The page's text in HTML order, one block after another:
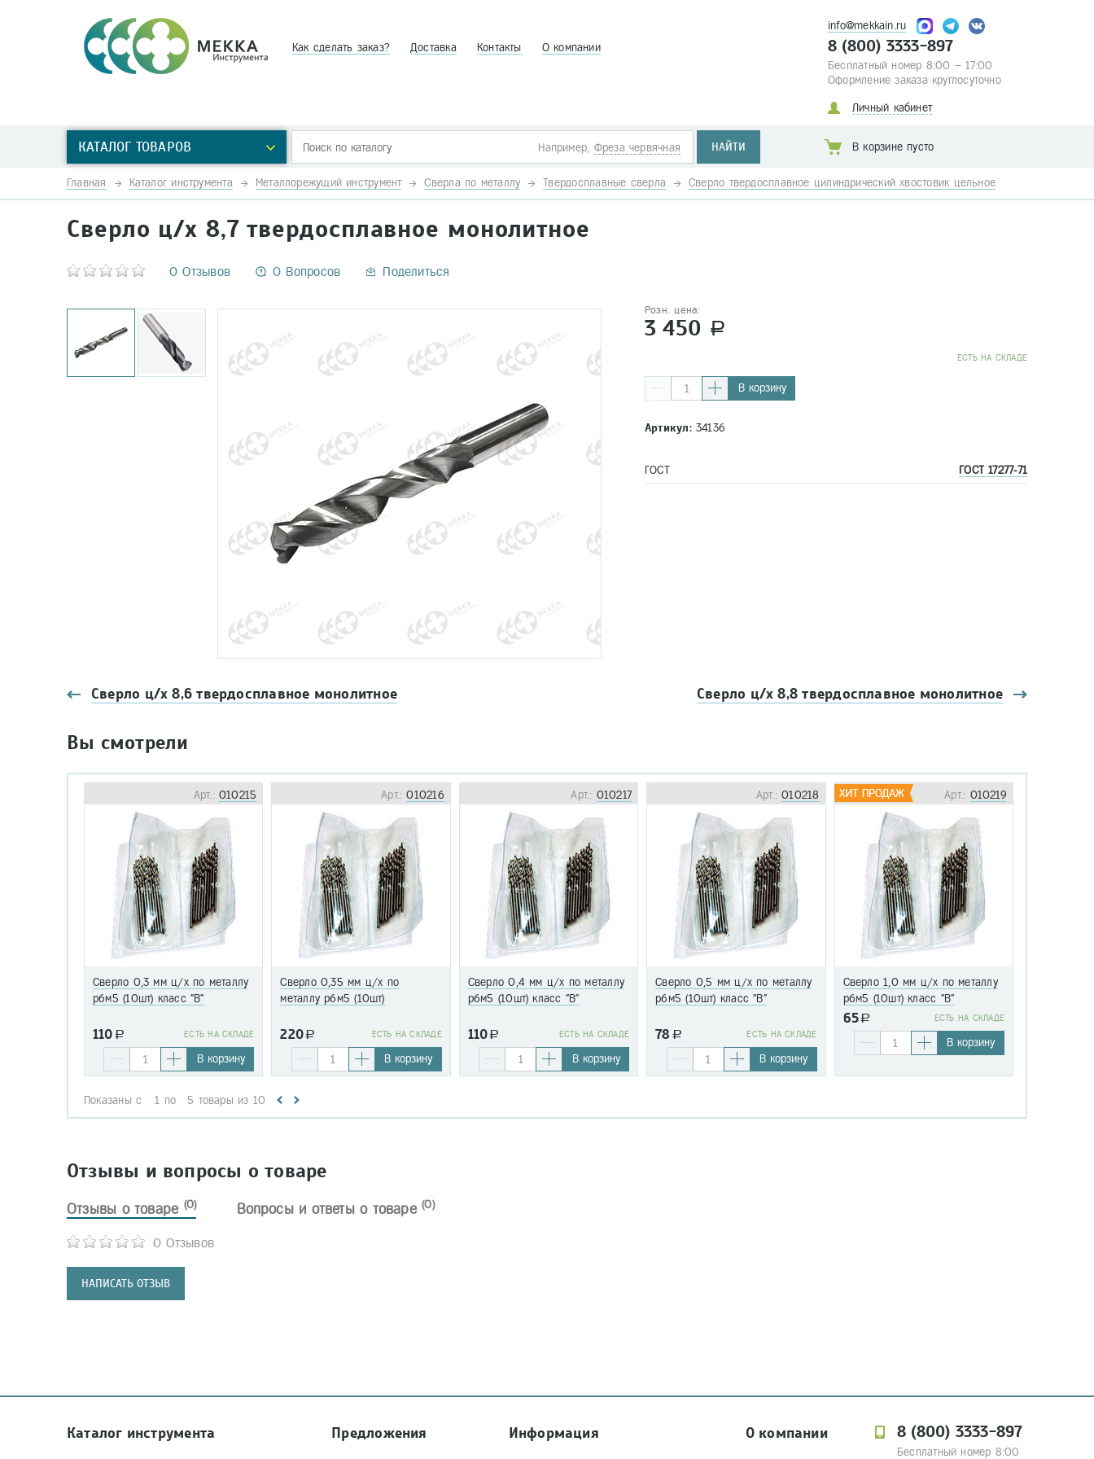
Как сделать заказ? Доставка Контакты О компании
info@mekkain.ru
8 (800) 3333-897
Бесплатный номер 8:00 – 17:00
Оформление заказа круглосуточно
Личный кабинет
КАТАЛОГ ТОВАРОВ Например, Фреза червячная НАЙТИ В корзине пусто
Главная Каталог инструмента Металлорежущий инструмент Сверла по металлу Твердосплавные сверла Сверло твердосплавное цилиндрический хвостовик цельное
Сверло ц/х 8,7 твердосплавное монолитное
0 Отзывов 0 Вопросов Поделиться
Розн. цена:
3 450 a
EСТЬ НА СКЛАДЕ
В корзину
Артикул:34136
ГОСТ ГОСТ 17277-71
Сверло ц/х 8,6 твердосплавное монолитное Сверло ц/х 8,8 твердосплавное монолитное
Вы смотрели
Арт.:010215
Сверло 0,3 мм ц/х по металлу
р6м5 (10шт) класс "В"
110 a EСТЬ НА СКЛАДЕ
В корзину
Арт.:010216
Сверло 0,35 мм ц/х по
металлу р6м5 (10шт)
220a EСТЬ НА СКЛАДЕ
В корзину
Арт.: 010217
Сверло 0,4 мм ц/х по металлу
р6м5 (10шт) класс "В"
110a EСТЬ НА СКЛАДЕ
В корзину
Арт.:010218
Сверло 0,5 мм ц/х по металлу
р6м5 (10шт) класс "В"
78 a EСТЬ НА СКЛАДЕ
В корзину
Арт.: 010219
Сверло 1,0 мм ц/х по металлу
р6м5 (10шт) класс "В"
65a EСТЬ НА СКЛАДЕ
В корзину
Показаны с 1 по 5 товары из 10
Отзывы и вопросы о товаре
Отзывы о товаре (0)
0 Отзывов
НАПИСАТЬ ОТЗЫВ
Вопросы и ответы о товаре(0)
Каталог инструмента Предложения Информация О компании 8 (800) 3333-897
Бесплатный номер 8:00